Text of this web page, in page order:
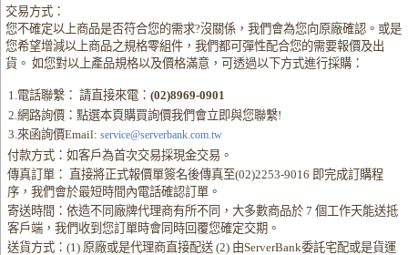
交易方式：
您不確定以上商品是否符合您的需求?沒關係，我們會為您向原廠確認。或是
您希望增減以上商品之規格零組件，我們都可彈性配合您的需要報價及出
貨。 如您對以上產品規格以及價格滿意，可透過以下方式進行採購：
1.電話聯繫： 請直接來電：(02)8969-0901
2.網路詢價：點選本頁購買詢價我們會立即與您聯繫!
3.來函詢價Email: service@serverbank.com.tw
付款方式：如客戶為首次交易採現金交易。
傳真訂單： 直接將正式報價單簽名後傳真至(02)2253-9016 即完成訂購程
序，我們會於最短時間內電話確認訂單。
寄送時間：依造不同廠牌代理商有所不同，大多數商品於 7 個工作天能送抵
客戶端，我們收到您訂單時會同時回覆您確定交期。
送貨方式：(1) 原廠或是代理商直接配送 (2) 由ServerBank委託宅配或是貨運